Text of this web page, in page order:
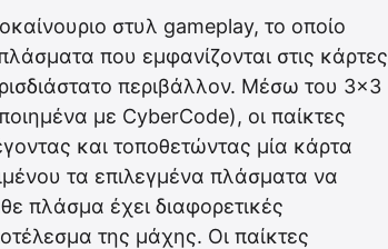
στυλ gameplay, το οποίο
που εμφανίζονται στις κάρτες
περιβάλλον. Μέσω του 3×3
με CyberCode), οι παίκτες
και τοποθετώντας μία κάρτα
τα επιλεγμένα πλάσματα να
πλάσμα έχει διαφορετικές
της μάχης. Οι παίκτες